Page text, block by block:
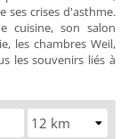
ses crises d'asthme.
cuisine, son salon
les chambres Weil,
les souvenirs liés à